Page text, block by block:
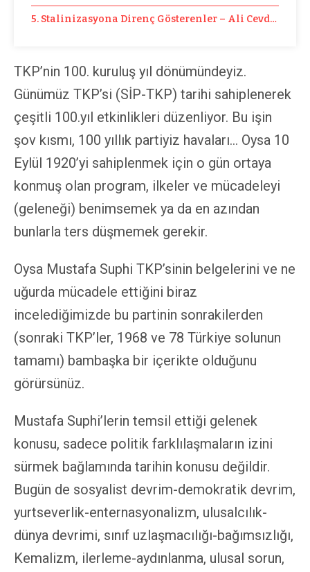
5. Stalinizasyona Direnç Gösterenler – Ali Cevdet
TKP’nin 100. kuruluş yıl dönümündeyiz.
Günümüz TKP’si (SİP-TKP) tarihi sahiplenerek
çeşitli 100.yıl etkinlikleri düzenliyor. Bu işin
şov kısmı, 100 yıllık partiyiz havaları… Oysa 10
Eylül 1920’yi sahiplenmek için o gün ortaya
konmuş olan program, ilkeler ve mücadeleyi
(geleneği) benimsemek ya da en azından
bunlarla ters düşmemek gerekir.
Oysa Mustafa Suphi TKP’sinin belgelerini ve ne
uğurda mücadele ettiğini biraz
incelediğimizde bu partinin sonrakilerden
(sonraki TKP’ler, 1968 ve 78 Türkiye solunun
tamamı) bambaşka bir içerikte olduğunu
görürsünüz.
Mustafa Suphi’lerin temsil ettiği gelenek
konusu, sadece politik farklılaşmaların izini
sürmek bağlamında tarihin konusu değildir.
Bugün de sosyalist devrim-demokratik devrim,
yurtseverlik-enternasyonalizm, ulusalcılık-
dünya devrimi, sınıf uzlaşmacılığı-bağımsızlığı,
Kemalizm, ilerleme-aydınlanma, ulusal sorun,